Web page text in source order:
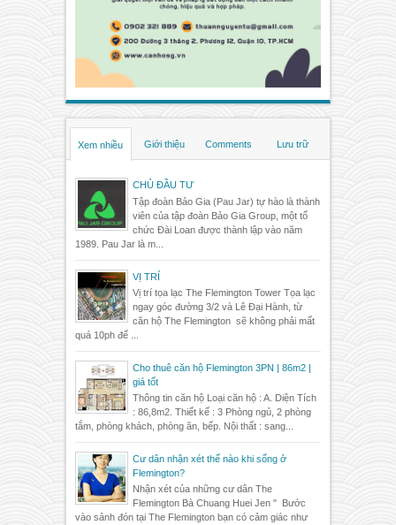
Xem nhiều Giới thiệu Comments Lưu trữ
CHỦ ĐẦU TƯ
Tập đoàn Bảo Gia (Pau Jar) tự hào là thành
viên của tập đoàn Bảo Gia Group, một tổ
chức Đài Loan được thành lập vào năm
1989. Pau Jar là m...
VỊ TRÍ
Vị trí tọa lạc The Flemington Tower Tọa lạc
ngay góc đường 3/2 và Lê Đại Hành, từ
căn hộ The Flemington sẽ không phải mất
quá 10ph để ...
Cho thuê căn hộ Flemington 3PN | 86m2 |
giá tốt
Thông tin căn hộ Loại căn hộ : A. Diện Tích
: 86,8m2. Thiết kế : 3 Phòng ngủ, 2 phòng
tắm, phòng khách, phòng ăn, bếp. Nội thất : sang...
Cư dân nhận xét thế nào khi sống ở
Flemington?
Nhận xét của những cư dân The
Flemington Bà Chuang Huei Jen " Bước
vào sảnh đón tại The Flemington bạn có cảm giác như